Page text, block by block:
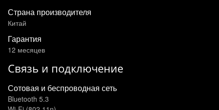
Страна производителя
Китай
Гарантия
12 месяцев
Связь и подключение
Сотовая и беспроводная сеть
Bluetooth 5.3